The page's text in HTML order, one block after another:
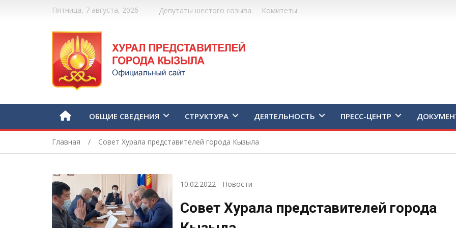
Пятница, 7 августа, 2026 Депутаты шестого созыва Комитеты
ОБЩИЕ СВЕДЕНИЯ СТРУКТУРА ДЕЯТЕЛЬНОСТЬ ПРЕСС-ЦЕНТР
Главная Совет Хурала представителей города Кызыла
10.02.2022 - Новости
Совет Хурала представителей города